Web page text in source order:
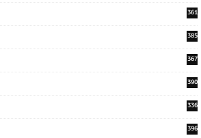
361
385
367
390
336
396